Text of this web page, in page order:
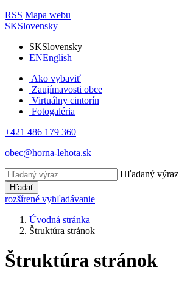
RSS Mapa webu
SKSlovensky
SKSlovensky
ENEnglish
Ako vybaviť
Zaujímavosti obce
Virtuálny cintorín
Fotogaléria
+421 486 179 360
obec@horna-lehota.sk
Hľadaný výraz
Hľadať
rozšírené vyhľadávanie
Úvodná stránka
Štruktúra stránok
Štruktúra stránok